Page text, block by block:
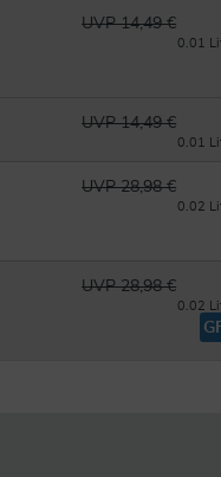
UVP 14,49 €
0.01
UVP 14,49 €
0.01
UVP 28,98 €
0.02
UVP 28,98 €
0.02